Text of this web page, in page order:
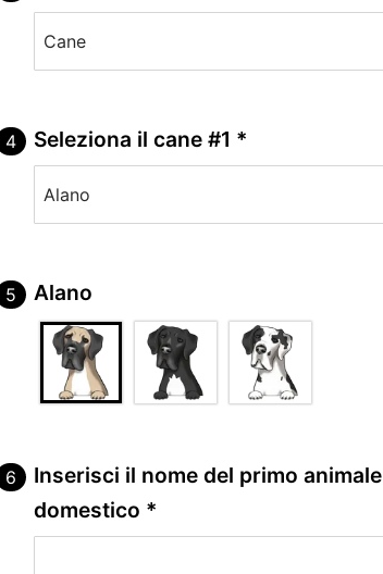
Seleziona il cane #1 *
Alano
Inserisci il nome del primo animale
domestico *